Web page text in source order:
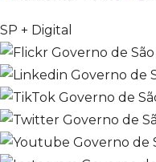
SP + Digital